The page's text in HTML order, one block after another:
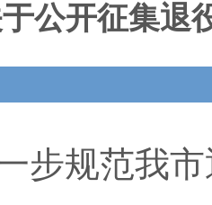
公开征集退
规范我市